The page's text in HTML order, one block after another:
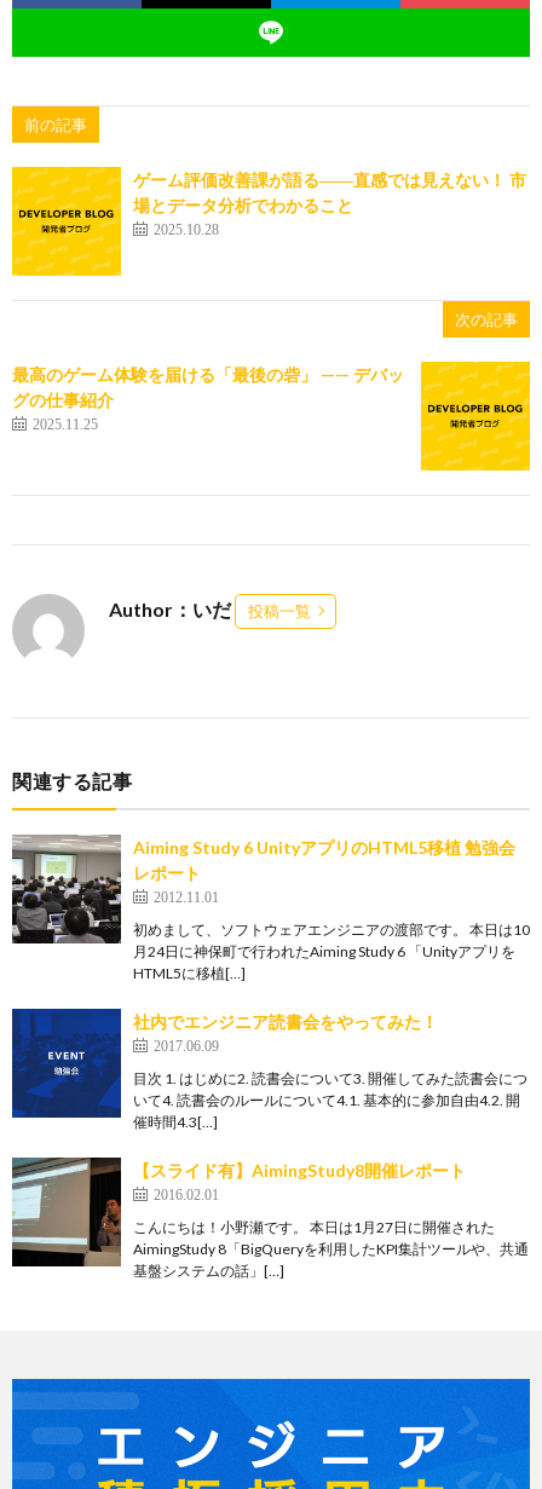
前の記事
ゲーム評価改善課が語る――直感では見えない！ 市
場とデータ分析でわかること
2025.10.28
次の記事
最高のゲーム体験を届ける「最後の砦」 —— デバッ
グの仕事紹介
2025.11.25
Author：いだ 投稿一覧
関連する記事
Aiming Study 6 UnityアプリのHTML5移植 勉強会
レポート
2012.11.01
初めまして、ソフトウェアエンジニアの渡部です。 本日は10
月24日に神保町で行われたAiming Study 6 「Unityアプリを
HTML5に移植[…]
社内でエンジニア読書会をやってみた！
2017.06.09
目次 1. はじめに2. 読書会について3. 開催してみた読書会につ
いて4. 読書会のルールについて4.1. 基本的に参加自由4.2. 開
催時間4.3[…]
【スライド有】AimingStudy8開催レポート
2016.02.01
こんにちは！小野瀬です。 本日は1月27日に開催された
AimingStudy 8「BigQueryを利用したKPI集計ツールや、共通
基盤システムの話」[…]